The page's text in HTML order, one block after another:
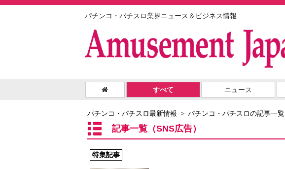
パチンコ・パチスロ業界ニュース＆ビジネス情報
すべて ニュース
パチンコ・パチスロ最新情報 パチンコ・パチスロの記事一覧
記事一覧（SNS広告）
特集記事